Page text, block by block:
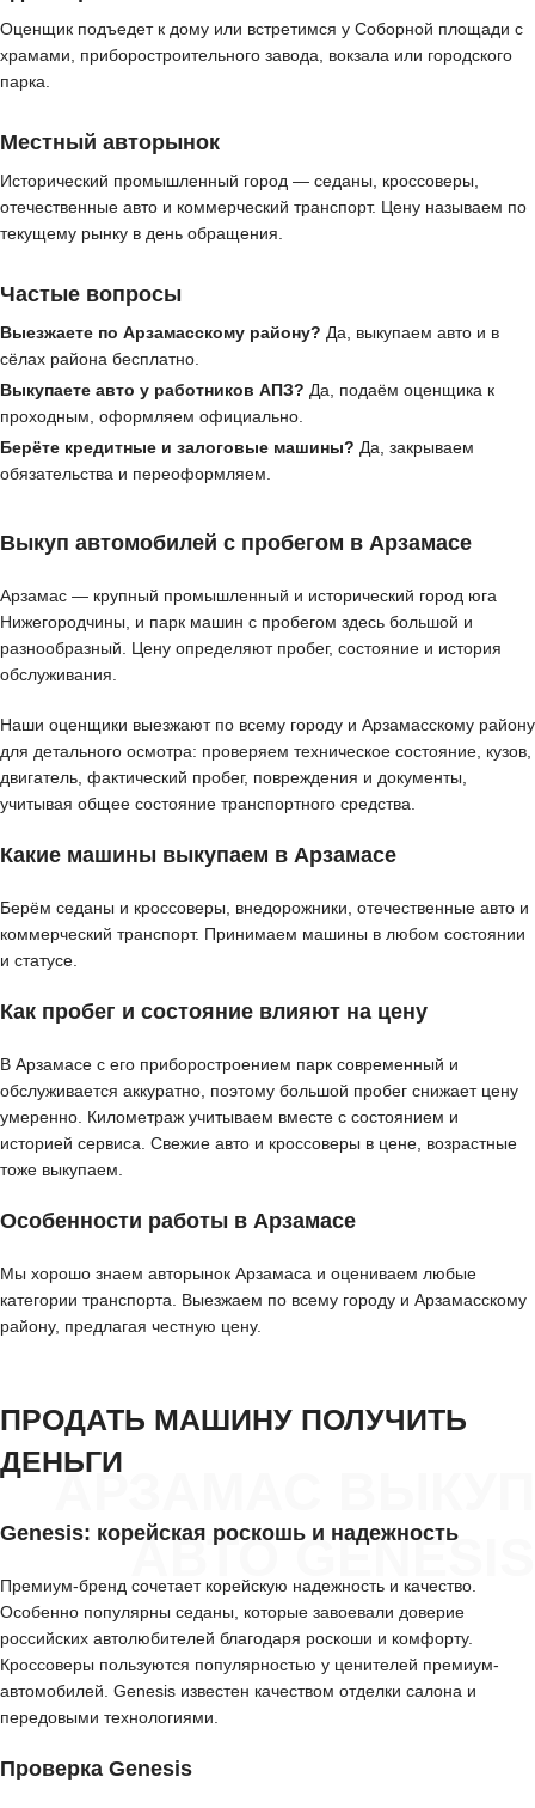
Оценщик подъедет к дому или встретимся у Соборной площади с
храмами, приборостроительного завода, вокзала или городского
парка.
Местный авторынок
Исторический промышленный город — седаны, кроссоверы,
отечественные авто и коммерческий транспорт. Цену называем по
текущему рынку в день обращения.
Частые вопросы
Выезжаете по Арзамасскому району? Да, выкупаем авто и в
сёлах района бесплатно.
Выкупаете авто у работников АПЗ? Да, подаём оценщика к
проходным, оформляем официально.
Берёте кредитные и залоговые машины? Да, закрываем
обязательства и переоформляем.
Выкуп автомобилей с пробегом в Арзамасе
Арзамас — крупный промышленный и исторический город юга
Нижегородчины, и парк машин с пробегом здесь большой и
разнообразный. Цену определяют пробег, состояние и история
обслуживания.
Наши оценщики выезжают по всему городу и Арзамасскому району
для детального осмотра: проверяем техническое состояние, кузов,
двигатель, фактический пробег, повреждения и документы,
учитывая общее состояние транспортного средства.
Какие машины выкупаем в Арзамасе
Берём седаны и кроссоверы, внедорожники, отечественные авто и
коммерческий транспорт. Принимаем машины в любом состоянии
и статусе.
Как пробег и состояние влияют на цену
В Арзамасе с его приборостроением парк современный и
обслуживается аккуратно, поэтому большой пробег снижает цену
умеренно. Километраж учитываем вместе с состоянием и
историей сервиса. Свежие авто и кроссоверы в цене, возрастные
тоже выкупаем.
Особенности работы в Арзамасе
Мы хорошо знаем авторынок Арзамаса и оцениваем любые
категории транспорта. Выезжаем по всему городу и Арзамасскому
району, предлагая честную цену.
АРЗАМАС ВЫКУП
АВТО GENESIS
ПРОДАТЬ МАШИНУ ПОЛУЧИТЬ
ДЕНЬГИ
Genesis: корейская роскошь и надежность
Премиум-бренд сочетает корейскую надежность и качество.
Особенно популярны седаны, которые завоевали доверие
российских автолюбителей благодаря роскоши и комфорту.
Кроссоверы пользуются популярностью у ценителей премиум-
автомобилей. Genesis известен качеством отделки салона и
передовыми технологиями.
Проверка Genesis